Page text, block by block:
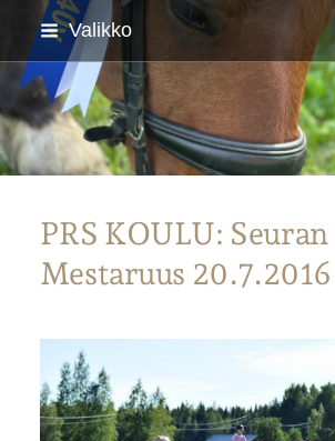
Siirry
sivun
sisältöön
Valikko
PRS KOULU: Seuran
Mestaruus 20.7.2016